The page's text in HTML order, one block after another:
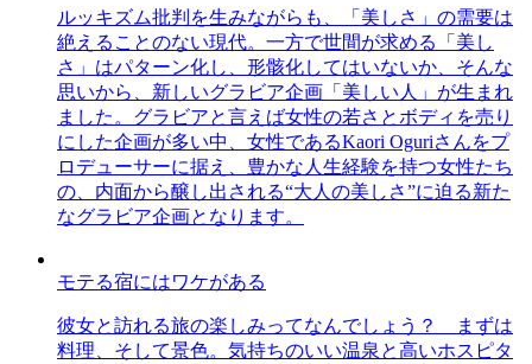
ルッキズム批判を生みながらも、「美しさ」の需要は
絶えることのない現代。一方で世間が求める「美し
さ」はパターン化し、形骸化してはいないか、そんな
思いから、新しいグラビア企画「美しい人」が生まれ
ました。グラビアと言えば女性の若さとボディを売り
にした企画が多い中、女性であるKaori Oguriさんをプ
ロデューサーに据え、豊かな人生経験を持つ女性たち
の、内面から醸し出される“大人の美しさ”に迫る新た
なグラビア企画となります。
モテる宿にはワケがある
彼女と訪れる旅の楽しみってなんでしょう？ まずは
料理、そして景色。気持ちのいい温泉と高いホスピタ